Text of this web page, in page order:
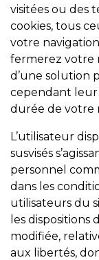
visitées ou des
cookies, tous
votre
fermerez votre
d’une solution
cependant leur
durée de votre
L’utilisateur
susvisés
personnel
dans les
utilisateurs du
les dispositions
modifiée,
aux libertés,